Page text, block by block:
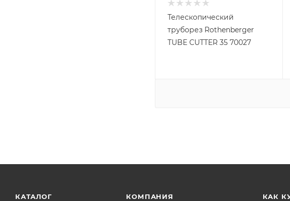
Телескопический
труборез Rothenberger
TUBE CUTTER 35 70027
КАТАЛОГ КОМПАНИЯ КАК